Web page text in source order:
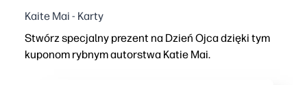
Kaite Mai - Karty
Stwórz specjalny prezent na Dzień Ojca dzięki tym
kuponom rybnym autorstwa Katie Mai.